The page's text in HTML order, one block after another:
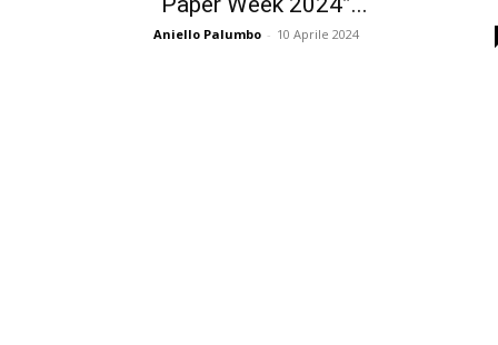
Aniello Palumbo - 10 Aprile 2024